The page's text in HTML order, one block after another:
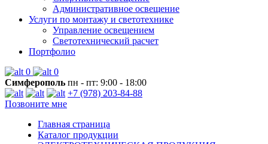
Административное освещение
Услуги по монтажу и светотехнике
Управление освещением
Светотехнический расчет
Портфолио
0
0
Симферополь пн - пт: 9:00 - 18:00
+7 (978) 203-84-88
Позвоните мне
Главная страница
Каталог продукции